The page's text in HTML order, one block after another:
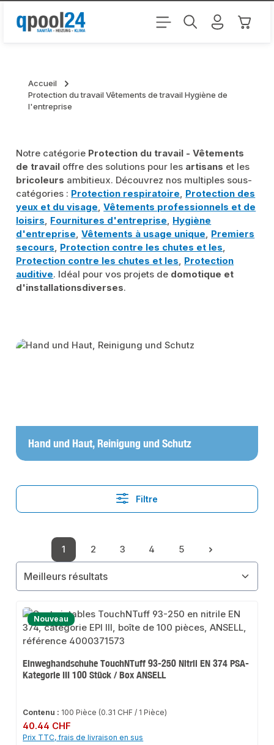
Passer au contenu principal Le
Accueil
Protection du travail Vêtements de travail Hygiène de
l'entreprise
Notre catégorie Protection du travail - Vêtements
de travail offre des solutions pour les artisans et les
bricoleurs ambitieux. Découvrez nos multiples sous-
catégories : Protection respiratoire, Protection des
yeux et du visage,Vêtements professionnels et de
loisirs, Fournitures d'entreprise, Hygiène
d'entreprise,Vêtements à usage unique, Premiers
secours, Protection contre les chutes et les,
Protection contre les chutes et les, Protection
auditive. Idéal pour vos projets de domotique et
d'installationsdiverses.
Skip category gallery
Hand und Haut, Reinigung und Schutz
Filtre
Page
1
Page
2
Page
3
Page
4
Page
5
Nouveau
Einweghandschuhe TouchNTuff 93-250 Nitril EN 374 PSA-
Kategorie III 100 Stück / Box ANSELL
Contenu : 100 Pièce (0.31 CHF / 1 Pièce)
Prix régulier :
40.44 CHF
Prix TTC, frais de livraison en sus